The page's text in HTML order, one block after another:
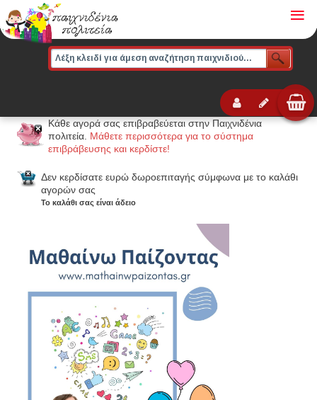
Κάθε αγορά σας επιβραβεύεται στην Παιχνιδένια
πολιτεία. Μάθετε περισσότερα για το σύστημα
επιβράβευσης και κερδίστε!
Δεν κερδίσατε ευρώ δωροεπιταγής σύμφωνα με το καλάθι
αγορών σας
Το καλάθι σας είναι άδειο
≡